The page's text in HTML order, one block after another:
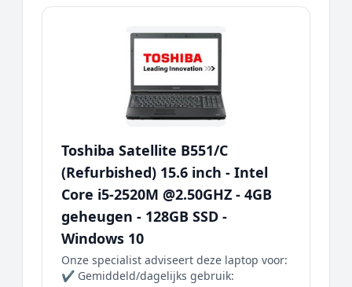
Toshiba Satellite B551/C
(Refurbished) 15.6 inch - Intel
Core i5-2520M @2.50GHZ - 4GB
geheugen - 128GB SSD -
Windows 10
Onze specialist adviseert deze laptop voor:
✔ Gemiddeld/dagelijks gebruik: